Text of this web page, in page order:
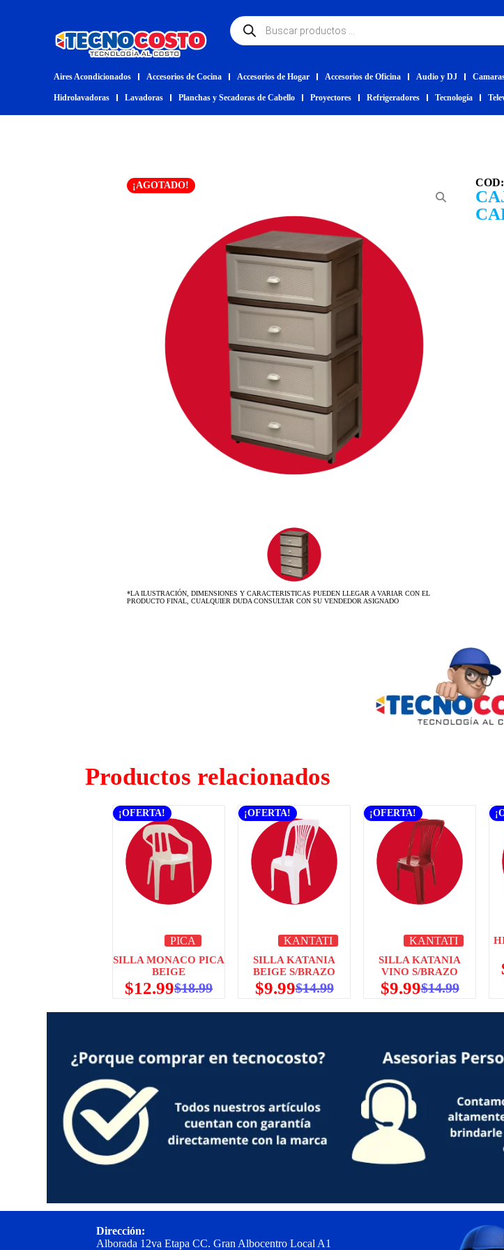
Aires Acondicionados Accesorios de Cocina Accesorios de Hogar Accesorios de Oficina Audio y DJ
Hidrolavadoras Lavadoras Planchas y Secadoras de Cabello Proyectores Refrigeradores Tecnología
¡AGOTADO!
*LA ILUSTRACIÓN, DIMENSIONES Y CARACTERISTICAS PUEDEN LLEGAR A VARIAR CON EL
PRODUCTO FINAL, CUALQUIER DUDA CONSULTAR CON SU VENDEDOR ASIGNADO
Productos relacionados
¡OFERTA!
PICA
SILLA MONACO PICA
BEIGE
$18.99
$12.99
¡OFERTA!
KANTATI
SILLA KATANIA
BEIGE S/BRAZO
$14.99
$9.99
¡OFERTA!
KANTATI
SILLA KATANIA
VINO S/BRAZO
$14.99
$9.99
Dirección:
Alborada 12va Etapa CC. Gran Albocentro Local A1